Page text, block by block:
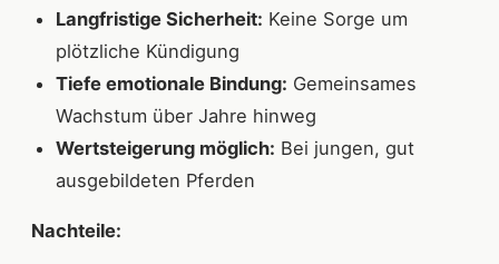
Langfristige Sicherheit: Keine Sorge um
plötzliche Kündigung
Tiefe emotionale Bindung: Gemeinsames
Wachstum über Jahre hinweg
Wertsteigerung möglich: Bei jungen, gut
ausgebildeten Pferden
Nachteile: